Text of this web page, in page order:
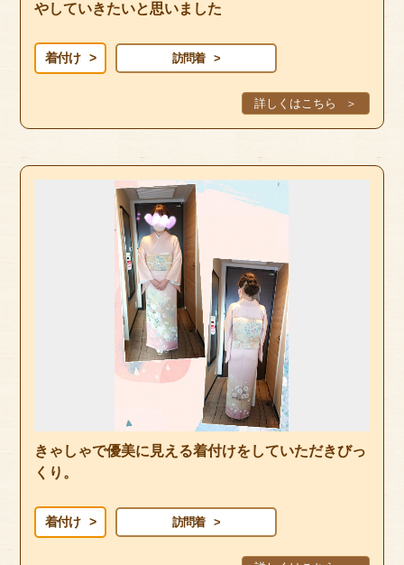
やしていきたいと思いました
着付け 訪問着
詳しくはこちら
きゃしゃで優美に見える着付けをしていただきびっ
くり。
着付け 訪問着